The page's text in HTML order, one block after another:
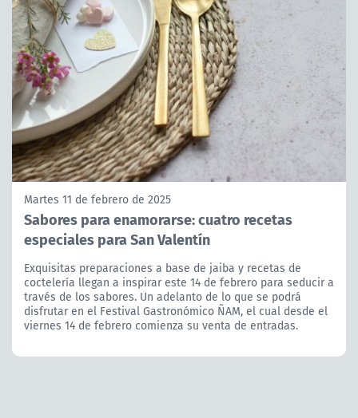
Martes 11 de febrero de 2025
Sabores para enamorarse: cuatro recetas
especiales para San Valentín
Exquisitas preparaciones a base de jaiba y recetas de
coctelería llegan a inspirar este 14 de febrero para seducir a
través de los sabores. Un adelanto de lo que se podrá
disfrutar en el Festival Gastronómico ÑAM, el cual desde el
viernes 14 de febrero comienza su venta de entradas.